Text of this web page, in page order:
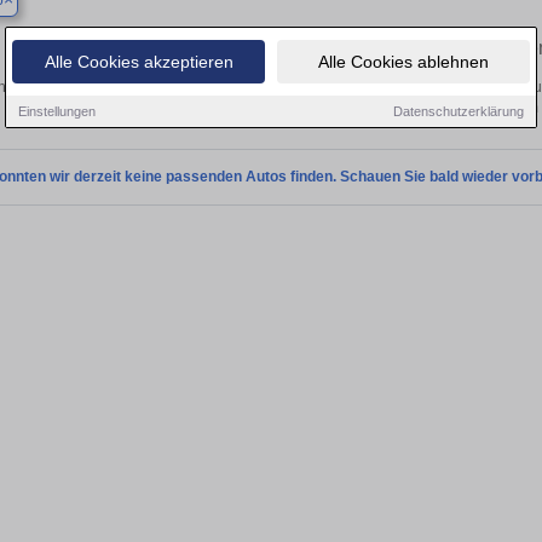
Alle Cookies akzeptieren Alle Cookies ablehnen
Einstellungen Datenschutzerklärung
Finden Sie in Bottrop Ihren
Sie in Bottrop einen Alfa Romeo Spider Gebrauchtwagen? Entdecken Sie
Preisklassen von privat und
wir derzeit keine passenden Autos finden. Schauen Sie bald wieder